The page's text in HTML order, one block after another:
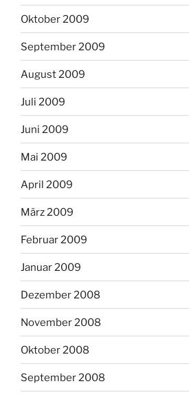
Oktober 2009
September 2009
August 2009
Juli 2009
Juni 2009
Mai 2009
April 2009
März 2009
Februar 2009
Januar 2009
Dezember 2008
November 2008
Oktober 2008
September 2008